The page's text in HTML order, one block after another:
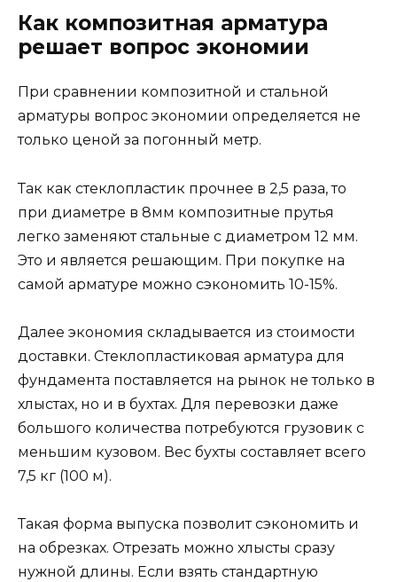
Как композитная арматура
решает вопрос экономии
При сравнении композитной и стальной
арматуры вопрос экономии определяется не
только ценой за погонный метр.
Так как стеклопластик прочнее в 2,5 раза, то
при диаметре в 8мм композитные прутья
легко заменяют стальные с диаметром 12 мм.
Это и является решающим. При покупке на
самой арматуре можно сэкономить 10-15%.
Далее экономия складывается из стоимости
доставки. Стеклопластиковая арматура для
фундамента поставляется на рынок не только в
хлыстах, но и в бухтах. Для перевозки даже
большого количества потребуются грузовик с
меньшим кузовом. Вес бухты составляет всего
7,5 кг (100 м).
Такая форма выпуска позволит сэкономить и
на обрезках. Отрезать можно хлысты сразу
нужной длины. Если взять стандартную